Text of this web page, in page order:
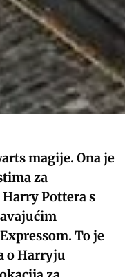
magije. Ona je
za
Pottera s
To je
o Harryju